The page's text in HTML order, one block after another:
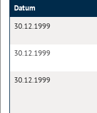
Datum
30.12.1999
30.12.1999
30.12.1999